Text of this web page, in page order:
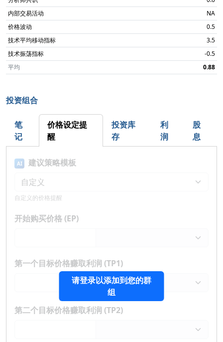
内部交易活动
NA
价格波动
0.5
技术平均移动指标
3.5
技术振荡指标
-0.5
平均
0.88
投资组合
笔
记
价格设定提
醒
投资库
存
利
润
股
息
请登录以添加到您的群
组
AI 建议策略模板
自定义的价格提醒
开始购买价格 (EP)
第一个目标价格赚取利润 (TP1)
第二个目标价格赚取利润 (TP2)